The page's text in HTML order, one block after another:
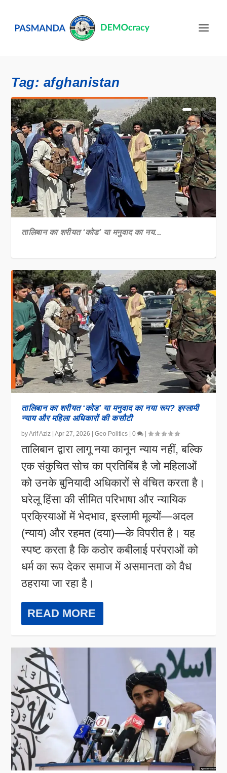
Tag: afghanistan
तालिबान का शरीयत ‘कोड’ या मनुवाद का नय...
Not in Islam’s Name: Rethinking the
Taliban’s Lega...
तालिबान के साथ भारत का सतर्क और संवेदनशील संवाद...
तालिबान का शरीयत ‘कोड’ या मनुवाद का नया रूप? इस्लामी
न्याय और महिला अधिकारों की कसौटी
byArif Aziz |Apr 27, 2026 |Geo Politics |0 |
तालिबान द्वारा लागू नया कानून न्याय नहीं, बल्कि
एक संकुचित सोच का प्रतिबिंब है जो महिलाओं
को उनके बुनियादी अधिकारों से वंचित करता है।
घरेलू हिंसा की सीमित परिभाषा और न्यायिक
प्रक्रियाओं में भेदभाव, इस्लामी मूल्यों—अदल
(न्याय) और रहमत (दया)—के विपरीत है। यह
स्पष्ट करता है कि कठोर कबीलाई परंपराओं को
धर्म का रूप देकर समाज में असमानता को वैध
ठहराया जा रहा है।
READ MORE